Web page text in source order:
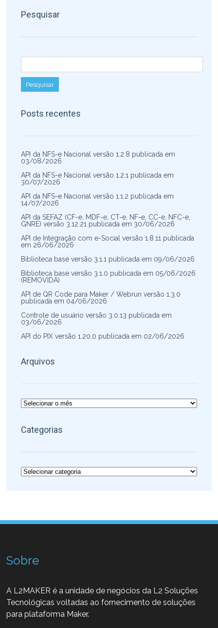
Pesquisar
Posts recentes
API da NFS-e Nacional versão 1.2.8 publicada em
03/08/2026
API da NFS-e Nacional versão 1.2.1 publicada em
30/07/2026
API da NFS-e Nacional versão 1.1.2 publicada em
14/07/2026
API da SEFAZ (CF-e, MDF-e, CT-e, NF-e, CC-e, NFC-e,
GNRE) versão 3.12.21 publicada em 30/06/2026
API de Integração com e-Social versão 1.8.11 publicada
em 26/06/2026
Biblioteca base versão 3.1.1 publicada em 09/06/2026
Biblioteca base versão 3.1.0 publicada em 05/06/2026
(REMOVIDA)
API de QR Code para Maker / Webrun versão 1.3.0
publicada em 04/06/2026
Controle de usuário versão 3.0.13 publicada em
03/06/2026
API do PIX versão 1.20.0 publicada em 02/06/2026
Arquivos
Arquivos
Categorias
Categorias
Sobre
A L2MAKER é a unidade de negócios da L2 Soluções
Tecnológicas voltadas ao fornecimento de soluções
para plataforma Maker.